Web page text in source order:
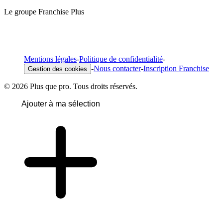
Le groupe Franchise Plus
Mentions légales-Politique de confidentialité-
Gestion des cookies -Nous contacter-Inscription Franchise
© 2026 Plus que pro. Tous droits réservés.
Ajouter à ma sélection